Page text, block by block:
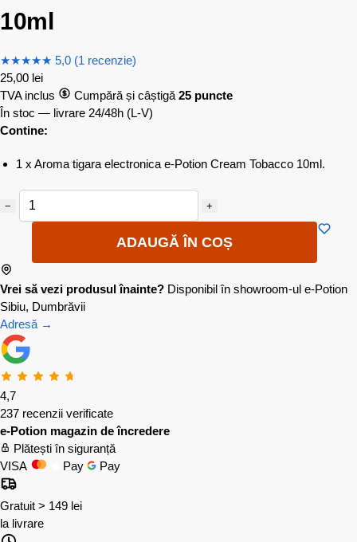
10ml
★★★★★ 5,0 (1 recenzie)
25,00 lei
TVA inclus
Cumpără și câștigă 25 puncte
În stoc — livrare 24/48h (L-V)
Contine:
1 x Aroma tigara electronica e-Potion Cream Tobacco 10ml.
− +
ADAUGĂ ÎN COȘ
Vrei să vezi produsul înainte? Disponibil în showroom-ul e-Potion
Sibiu, Dumbrăvii
Adresă →
4,7
237 recenzii verificate
e-Potion magazin de încredere
Plătești în siguranță
VISA
Pay Pay
Gratuit > 149 lei
la livrare